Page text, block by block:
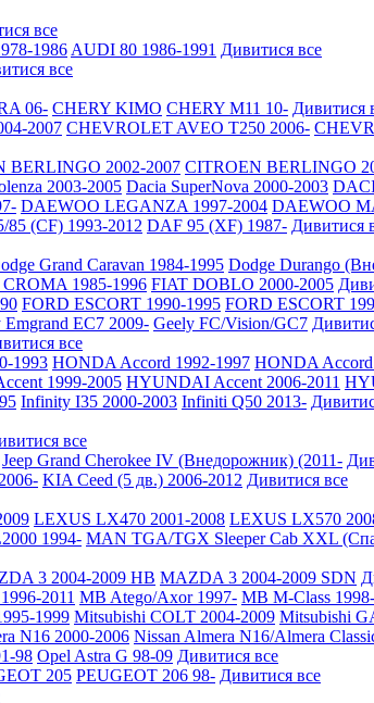
все
1986 AUDI 80 1986-1991 Дивитися все
все
06- CHERY KIMO CHERY M11 10- Дивитися
2007 CHEVROLET AVEO Т250 2006-
BERLINGO 2002-2007 CITROEN BERLINGO
2003-2005 Dacia SuperNova 2000-2003
DAEWOO LEGANZA 1997-2004 DAEWOO
85 (CF) 1993-2012 DAF 95 (XF) 1987- Дивитися
Grand Caravan 1984-1995 Dodge Durango
1985-1996 FIAT DOBLO 2000-2005
FORD ESCORT 1990-1995 FORD ESCORT
Emgrand EC7 2009- Geely FC/Vision/GC7
все
1993 HONDA Accord 1992-1997 HONDA Accord
1999-2005 HYUNDAI Accent 2006-2011
Infinity I35 2000-2003 Infiniti Q50 2013-
все
Jeep Grand Cherokee IV (Внедорожник) (2011-
KIA Ceed (5 дв.) 2006-2012 Дивитися все
LEXUS LX470 2001-2008 LEXUS LX570
1994- MAN TGA/TGX Sleeper Cab XXL
3 2004-2009 HB MAZDA 3 2004-2009 SDN
2011 MB Atego/Axor 1997- MB M-Class
1999 Mitsubishi COLT 2004-2009 Mitsubishi
N16 2000-2006 Nissan Almera N16/Almera
98 Opel Astra G 98-09 Дивитися все
205 PEUGEOT 206 98- Дивитися все